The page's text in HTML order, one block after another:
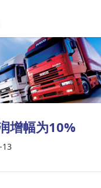
增幅为10%
13